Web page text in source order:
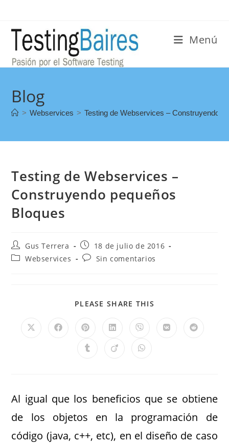
Menú
Blog
> Webservices > Testing de Webservices – Construyendo
Testing de Webservices –
Construyendo pequeños
Bloques
Gus Terrera
18 de julio de 2016
Webservices
Sin comentarios
PLEASE SHARE THIS
Al igual que los beneficios que se obtiene
de los objetos en la programación de
código (java, c++, etc), en el diseño de caso